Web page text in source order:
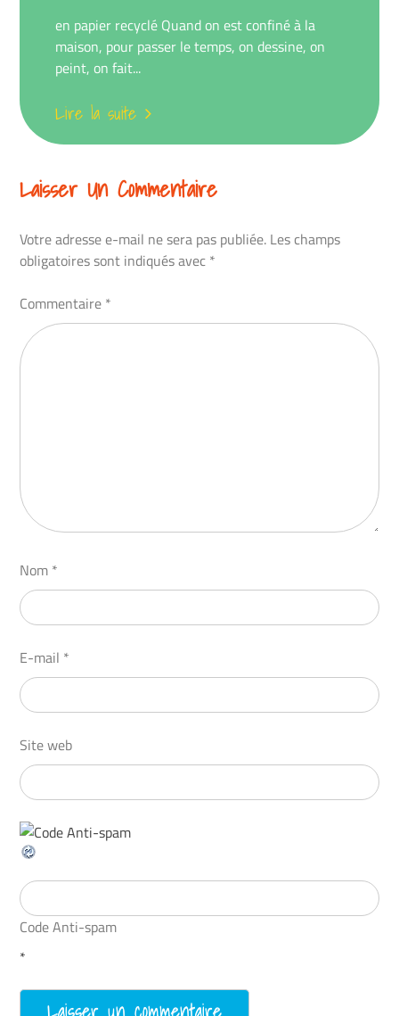
en papier recyclé Quand on est confiné à la
maison, pour passer le temps, on dessine, on
peint, on fait...
Lire la suite
Laisser Un Commentaire
Votre adresse e-mail ne sera pas publiée. Les champs
obligatoires sont indiqués avec *
Commentaire *
Nom *
E-mail *
Site web
Code Anti-spam
*